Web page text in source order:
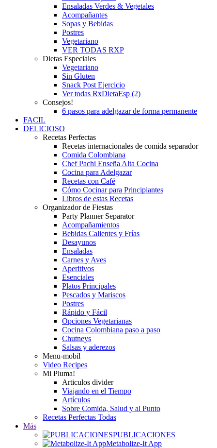
Ensaladas Verdes & Vegetales
Acompañantes
Sopas y Bebidas
Postres
Vegetariano
VER TODAS RXP
Dietas Especiales
Vegetariano
Sin Gluten
Snack Post Ejercicio
Ver todas RxDietaEsp (2)
Consejos!
6 pasos para adelgazar de forma permanente
FACIL
DELICIOSO
Recetas Perfectas
Recetas internacionales de comida separador
Comida Colombiana
Chef Pachi Enseña Alta Cocina
Cocina para Adelgazar
Recetas con Café
Cómo Cocinar para Principiantes
Libros de estas Recetas
Organizador de Fiestas
Party Planner Separator
Acompañamientos
Bebidas Calientes y Frías
Desayunos
Ensaladas
Carnes y Aves
Aperitivos
Esenciales
Platos Principales
Pescados y Mariscos
Postres
Rápido y Fácil
Opciones Vegetarianas
Cocina Colombiana paso a paso
Chutneys
Salsas y aderezos
Menu-mobil
Video Recipes
Mi Pluma!
Articulos divider
Viajando en el Tiempo
Artículos
Sobre Comida, Salud y al Punto
Recetas Perfectas Todas
Más
PUBLICACIONES
Metabolize-It App